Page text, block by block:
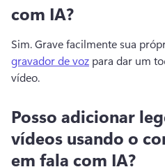
com IA?
Sim. Grave facilmente sua
gravador de voz para dar um
vídeo.
Posso adicionar
vídeos usando o
em fala com IA?